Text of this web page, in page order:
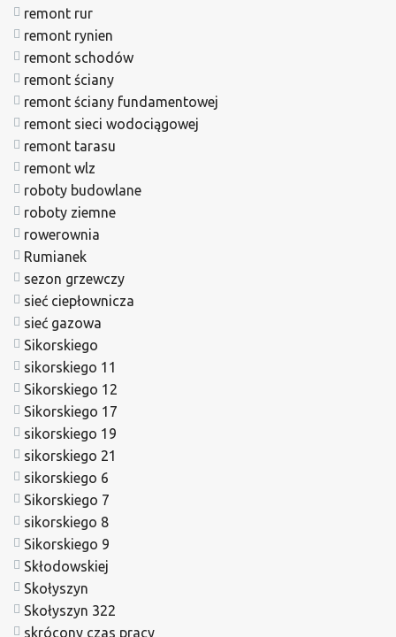
remont rur
remont rynien
remont schodów
remont ściany
remont ściany fundamentowej
remont sieci wodociągowej
remont tarasu
remont wlz
roboty budowlane
roboty ziemne
rowerownia
Rumianek
sezon grzewczy
sieć ciepłownicza
sieć gazowa
Sikorskiego
sikorskiego 11
Sikorskiego 12
Sikorskiego 17
sikorskiego 19
sikorskiego 21
sikorskiego 6
Sikorskiego 7
sikorskiego 8
Sikorskiego 9
Skłodowskiej
Skołyszyn
Skołyszyn 322
skrócony czas pracy